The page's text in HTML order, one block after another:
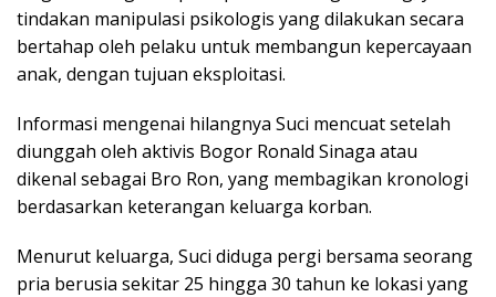
tindakan manipulasi psikologis yang dilakukan secara
bertahap oleh pelaku untuk membangun kepercayaan
anak, dengan tujuan eksploitasi.
Informasi mengenai hilangnya Suci mencuat setelah
diunggah oleh aktivis Bogor Ronald Sinaga atau
dikenal sebagai Bro Ron, yang membagikan kronologi
berdasarkan keterangan keluarga korban.
Menurut keluarga, Suci diduga pergi bersama seorang
pria berusia sekitar 25 hingga 30 tahun ke lokasi yang